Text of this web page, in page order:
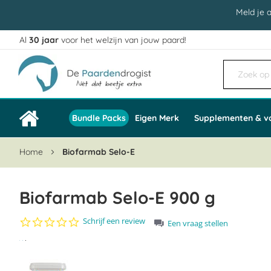
Meld je
Ga
naar
de
inhoud
Al 30 jaar voor het welzijn van jouw paard!
Bundle Packs Eigen Merk Supplementen &
Home Biofarmab Selo-E
Biofarmab Selo-E 900 g
0.0
Schrijf een review
Een vraag stellen
het